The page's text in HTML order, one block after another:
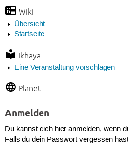
Wiki
Übersicht
Startseite
Ikhaya
Eine Veranstaltung vorschlagen
Planet
Anmelden
Du kannst dich hier anmelden, wenn
Falls du dein Passwort vergessen